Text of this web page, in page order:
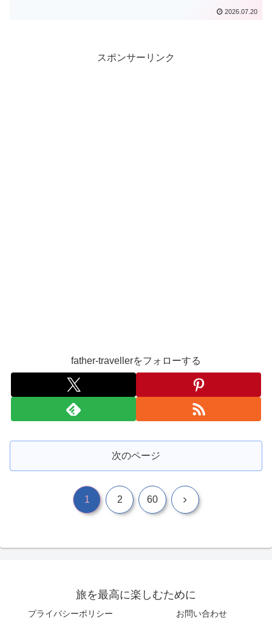
2026.07.20
スポンサーリンク
father-travellerをフォローする
次のページ
1 2 60 次
旅を最高に楽しむために
プライバシーポリシー お問い合わせ